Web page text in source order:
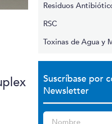
Residuos
RSC
Toxinas de Agua y
Suscríbase por
Newsletter